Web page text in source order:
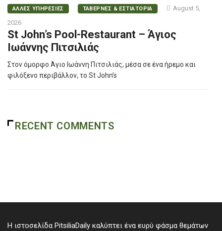
ΑΛΛΕΣ ΥΠΗΡΕΣΙΕΣ ΤΑΒΕΡΝΕΣ & ΕΣΤΙΑΤΟΡΙΑ
August 5,
2026
St John’s Pool-Restaurant – Άγιος
Ιωάννης Πιτσιλιάς
Στον όμορφο Άγιο Ιωάννη Πιτσιλιάς, μέσα σε ένα ήρεμο και
φιλόξενο περιβάλλον, το St John’s
RECENT COMMENTS
Η ιστοσελίδα PitsiliaDaily καλύπτει ένα ευρύ φάσμα θεμάτων